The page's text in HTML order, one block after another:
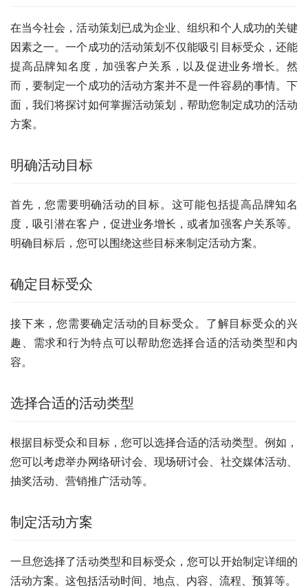
在当今社会，活动策划已成为企业、组织和个人成功的关键
因素之一。一个成功的活动策划不仅能吸引目标受众，还能
提高品牌知名度，加强客户关系，以及促进业务增长。然
而，要制定一个成功的活动方案并不是一件容易的事情。下
面，我们将探讨如何掌握活动策划，帮助您制定成功的活动
方案。
明确活动目标
首先，您需要明确活动的目标。这可能包括提高品牌知名
度，吸引潜在客户，促进业务增长，或者加强客户关系等。
明确目标后，您可以围绕这些目标来制定活动方案。
确定目标受众
接下来，您需要确定活动的目标受众。了解目标受众的兴
趣、需求和行为特点可以帮助您选择合适的活动类型和内
容。
选择合适的活动类型
根据目标受众和目标，您可以选择合适的活动类型。例如，
您可以考虑举办网络研讨会、现场研讨会、社交媒体活动、
抽奖活动、营销推广活动等。
制定活动方案
一旦您选择了活动类型和目标受众，您可以开始制定详细的
活动方案。这包括活动时间、地点、内容、流程、预算等。